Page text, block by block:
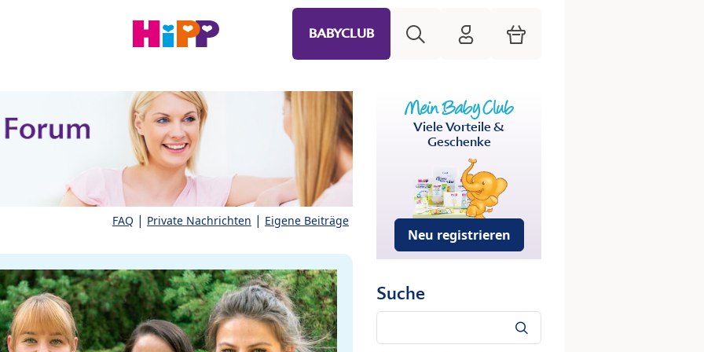
BABYCLUB HiPP Mein Babyclub
Warenkorb
FAQ | Private Nachrichten | Eigene Beiträge
Viele Vorteile &
Geschenke
Neu registrieren
Suche